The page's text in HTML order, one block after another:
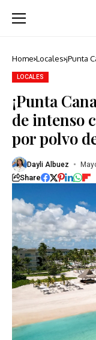
Home Locales ¡Punta
LOCALES
¡Punta
de intenso
por polvo
Dayli Albuez
Share